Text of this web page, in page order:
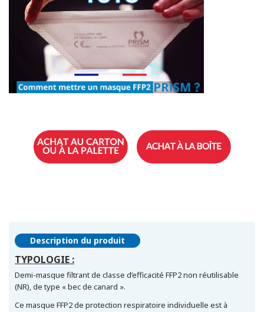
Description du produit
TYPOLOGIE :
Demi-masque filtrant de classe d’efficacité FFP2 non réutilisable
(NR), de type « bec de canard ».
Ce masque FFP2 de protection respiratoire individuelle est à